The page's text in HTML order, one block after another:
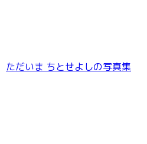
ただいま ちとせよしの写真集